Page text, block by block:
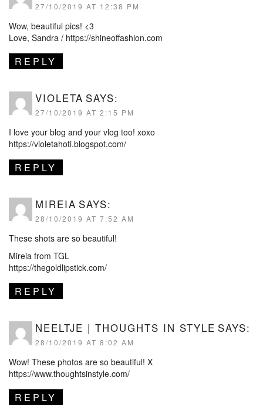
27/10/2019 AT 12:38 PM
Wow, beautiful pics! <3
Love, Sandra / https://shineoffashion.com
REPLY
VIOLETA SAYS:
27/10/2019 AT 2:15 PM
I love your blog and your vlog too! xoxo
https://violetahoti.blogspot.com/
REPLY
MIREIA SAYS:
28/10/2019 AT 7:52 AM
These shots are so beautiful!
Mireia from TGL
https://thegoldlipstick.com/
REPLY
NEELTJE | THOUGHTS IN STYLE SAYS:
28/10/2019 AT 8:02 AM
Wow! These photos are so beautiful! X
https://www.thoughtsinstyle.com/
REPLY